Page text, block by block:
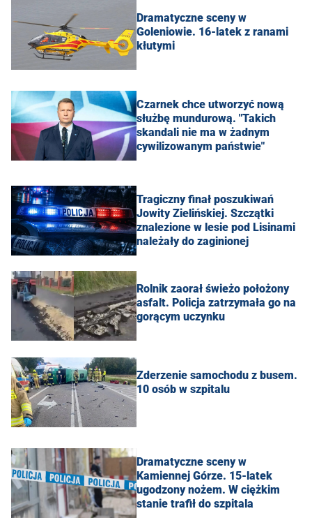
Dramatyczne sceny w
Goleniowie. 16-latek z ranami
kłutymi
Czarnek chce utworzyć nową
służbę mundurową. "Takich
skandali nie ma w żadnym
cywilizowanym państwie"
Tragiczny finał poszukiwań
Jowity Zielińskiej. Szczątki
znalezione w lesie pod Lisinami
należały do zaginionej
Rolnik zaorał świeżo położony
asfalt. Policja zatrzymała go na
gorącym uczynku
Zderzenie samochodu z busem.
10 osób w szpitalu
Dramatyczne sceny w
Kamiennej Górze. 15-latek
ugodzony nożem. W ciężkim
stanie trafił do szpitala